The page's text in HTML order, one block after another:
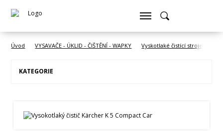
Úvod VYSAVAČE - ÚKLID - ČIŠTĚNÍ - WAPKY Vyskotlaké čistící stroje
KATEGORIE